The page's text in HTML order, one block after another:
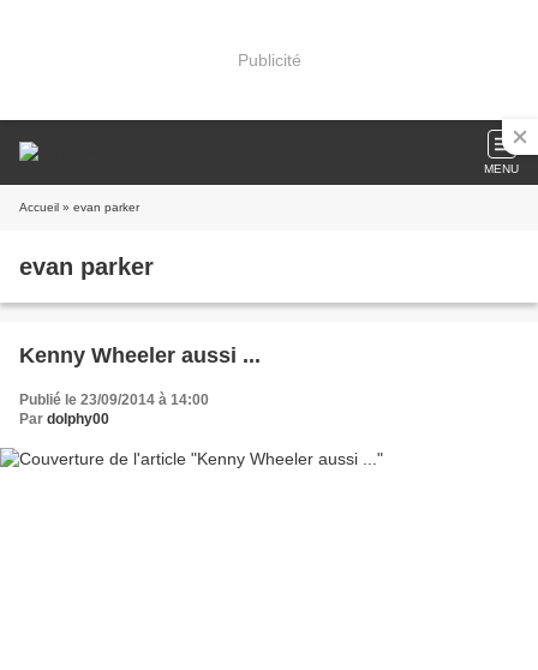
Publicité
MENU
Accueil » evan parker
evan parker
Kenny Wheeler aussi ...
Publié le 23/09/2014 à 14:00
Par dolphy00